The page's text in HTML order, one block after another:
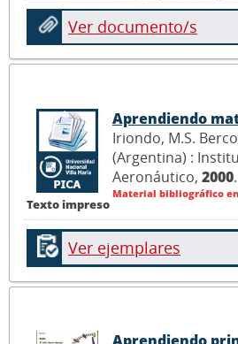
Ver documento/s
Texto impreso
Aprendiendo
Iriondo, M.S.
(Argentina) :
Aeronáutico, 2000.
Material bibliográfico
Ver ejemplares
Aprendiendo